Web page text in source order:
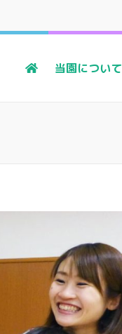
原こども園
当園について